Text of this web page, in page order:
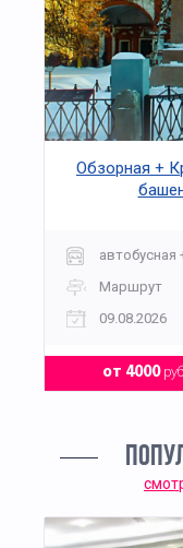
Обзорная +
автобусная
Маршрут
09.08.2026
от 4000